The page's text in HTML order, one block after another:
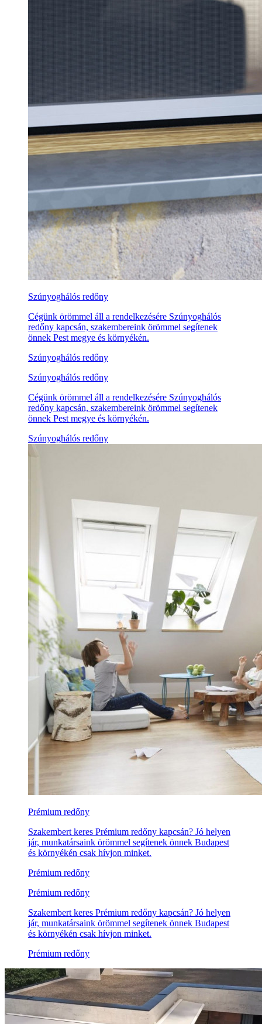
Szúnyoghálós redőny
Cégünk örömmel áll a rendelkezésére Szúnyoghálós
redőny kapcsán, szakembereink örömmel segítenek
önnek Pest megye és környékén.
Szúnyoghálós redőny
Szúnyoghálós redőny
Cégünk örömmel áll a rendelkezésére Szúnyoghálós
redőny kapcsán, szakembereink örömmel segítenek
önnek Pest megye és környékén.
Szúnyoghálós redőny
Prémium redőny
Szakembert keres Prémium redőny kapcsán? Jó helyen
jár, munkatársaink örömmel segítenek önnek Budapest
és környékén csak hívjon minket.
Prémium redőny
Prémium redőny
Szakembert keres Prémium redőny kapcsán? Jó helyen
jár, munkatársaink örömmel segítenek önnek Budapest
és környékén csak hívjon minket.
Prémium redőny